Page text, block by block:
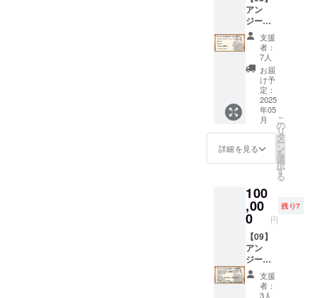
しま
す。
■「アン
ジーさ
ん」か
らのお
礼ボイ
ス アン
ジーさ
んか
ら、あ
なたの
支援に
感謝す
るお礼
をお贈
りしま
す。
（コー
ス加入
者様全
員に共
通の内
容とな
りま
能） ■
マイク
ロファ
イバー
クロス
「リリ
ンちゃ
ん」の
イラス
トが描
かれた
イバー
クロス
スト担
当：みU
様） ■
ポスト
カードA
「アン
ジーさ
ん」と
「アル
「メン
バーズ
シッ
プ・
ゴール
ド」
に、1か
月無料
で加入
できる
コード
（既存
キャラ
３つ全
ての無
料コー
ドがご
利用可
能） ■
マイク
ロファ
イバー
有料プ
ラン
「メン
バーズ
シッ
プ・
ゴール
ド」1か
月間無
料体験
コード
セット
クリエ
「Ci-
en」の
有料プ
「メン
バーズ
シッ
プ・
ゴール
容の
データ
特典で
す。 ※
データ
形式の
リター
ンは、
メール
にてダ
ウン
ロード
先をお
クリア
ファイ
ル
「Lusty
*Kiss
Product
ion」
キャラ
クター5
人のイ
アン
ジーさ
んと添
い寝プ
ラン
（50,00
0円）
■【デー
タセッ
ト・ス
タン
ダー
ド】
「【02
トプラ
ン・ス
タン
ダー
ド」と
同一内
容の
データ
特典で
す。 ※
支援
者：
7人
お届
け予
定：
2025
年05
月
詳細を見る
こ
の
リ
タ
ー
ン
を
選
択
す
る
100
,00
0 円
残り7
【09】
アン
ジーさ
んとこ
とん応
援プラ
支援
者：
3人